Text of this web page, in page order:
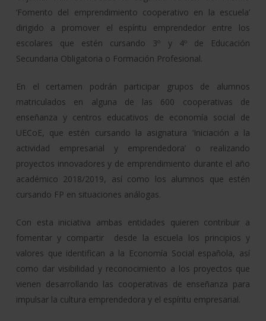
‘Fomento del emprendimiento cooperativo en la escuela’
dirigido a promover el espíritu emprendedor entre los
escolares que estén cursando 3º y 4º de Educación
Secundaria Obligatoria o Formación Profesional.
En el certamen podrán participar grupos de alumnos
matriculados en alguna de las 600 cooperativas de
enseñanza y centros educativos de economía social de
UECoE, que estén cursando la asignatura ‘Iniciación a la
actividad empresarial y emprendedora’ o realizando
proyectos innovadores y de emprendimiento durante el año
académico 2018/2019, así como los alumnos que estén
cursando FP en situaciones análogas.
Con esta iniciativa ambas entidades quieren contribuir a
fomentar y compartir desde la escuela los principios y
valores que identifican a la Economía Social española, así
como dar visibilidad y reconocimiento a los proyectos que
vienen desarrollando las cooperativas de enseñanza para
impulsar la cultura emprendedora y el espíritu empresarial.